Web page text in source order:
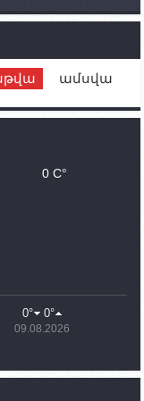
Ալեն
Հայաստան
ում՝ մինչև
շատ օգտակար
կմեկնի
ամսվա
0 C°
0° 0°
09.08.2026